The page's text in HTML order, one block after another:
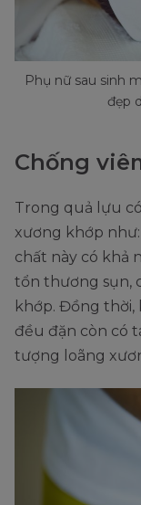
Phụ nữ sau sinh
đẹp
Chống
Trong quả lựu
xương khớp như:
chất này có khả
tổn thương sụn,
khớp. Đồng thời,
đều đặn còn có
tượng loãng